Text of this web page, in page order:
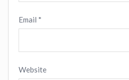
Email *
Website